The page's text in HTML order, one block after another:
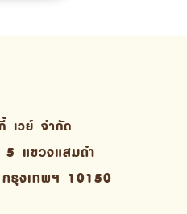
เวย์ จํากัด
แขวงแสมดำ
กรุงเทพฯ 10150